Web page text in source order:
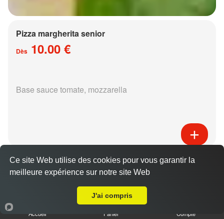
Pizza margherita senior
Dès 10.00 €
Base sauce tomate, mozzarella
Pizza régina senior
Dès15.00 €
Base sauce tomate, mozzarella, jambon,
Accueil Panier Compte
Ce site Web utilise des cookies pour vous garantir la
meilleure expérience sur notre site Web
J'ai compris